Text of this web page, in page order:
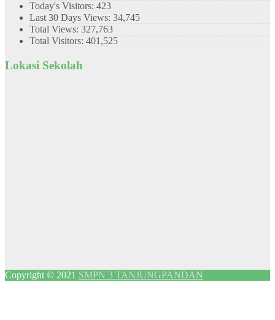
Today's Visitors: 423
Last 30 Days Views: 34,745
Total Views: 327,763
Total Visitors: 401,525
Lokasi Sekolah
Copyright © 2021 SMPN 3 TANJUNGPANDAN